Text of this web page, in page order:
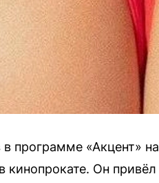
программе «Акцент» на
кинопрокате. Он привёл